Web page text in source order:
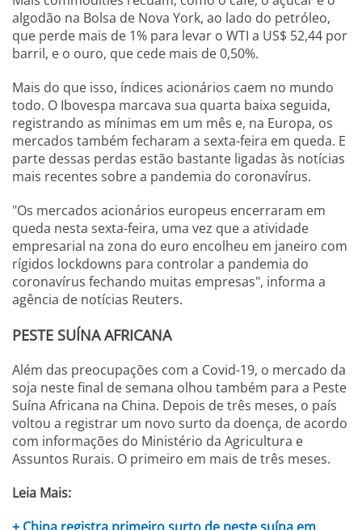
algodão na Bolsa de Nova York, ao lado do petróleo,
que perde mais de 1% para levar o WTI a US$ 52,44 por
barril, e o ouro, que cede mais de 0,50%.
Mais do que isso, índices acionários caem no mundo
todo. O Ibovespa marcava sua quarta baixa seguida,
registrando as mínimas em um mês e, na Europa, os
mercados também fecharam a sexta-feira em queda. E
parte dessas perdas estão bastante ligadas às notícias
mais recentes sobre a pandemia do coronavírus.
"Os mercados acionários europeus encerraram em
queda nesta sexta-feira, uma vez que a atividade
empresarial na zona do euro encolheu em janeiro com
rígidos lockdowns para controlar a pandemia do
coronavírus fechando muitas empresas", informa a
agência de notícias Reuters.
PESTE SUÍNA AFRICANA
Além das preocupações com a Covid-19, o mercado da
soja neste final de semana olhou também para a Peste
Suína Africana na China. Depois de três meses, o país
voltou a registrar um novo surto da doença, de acordo
com informações do Ministério da Agricultura e
Assuntos Rurais. O primeiro em mais de três meses.
Leia Mais: